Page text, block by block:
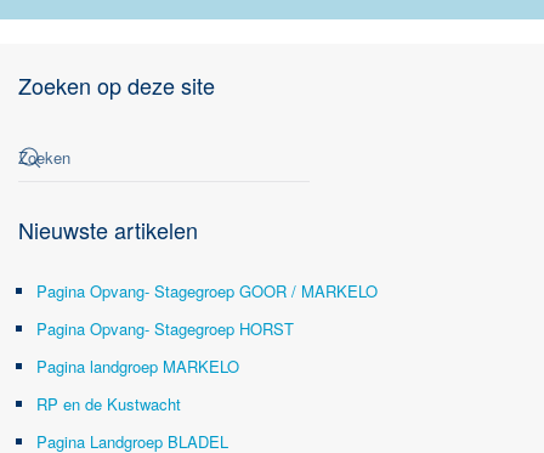
Zoeken op deze site
Nieuwste artikelen
Pagina Opvang- Stagegroep GOOR / MARKELO
Pagina Opvang- Stagegroep HORST
Pagina landgroep MARKELO
RP en de Kustwacht
Pagina Landgroep BLADEL